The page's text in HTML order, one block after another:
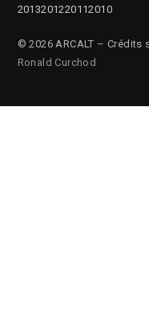
2013201220112010
© 2026 ARCALT – Crédits
Ronald Curchod